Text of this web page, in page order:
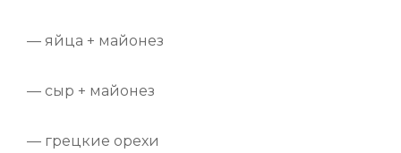
— яйца + майонез
— сыр + майонез
— грецкие орехи